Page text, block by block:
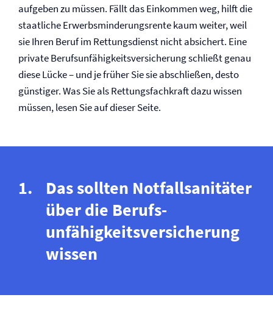
aufgeben zu müssen. Fällt das Einkommen weg, hilft die
staatliche Erwerbsminderungs­rente kaum weiter, weil
sie Ihren Beruf im Rettungsdienst nicht absichert. Eine
private Berufs­unfähigkeits­versicherung schließt genau
diese Lücke – und je früher Sie sie abschließen, desto
günstiger. Was Sie als Rettungsfachkraft dazu wissen
müssen, lesen Sie auf dieser Seite.
Das sollten Notfallsanitäter
über die Berufs­
unfähigkeits­versicherung
wissen